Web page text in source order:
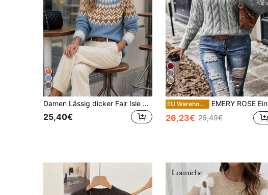
Damen Lässig dicker Fair Isle Weihnachts Pullover, Langarm Pullover Top für Herbst/Winter elegant
25,40€
7
EU Warehouse EMERY ROSE Einfarbiger Rollkragen Zopfstrick Lässig Pullover, Langarm Strick Pullover Herbst Winter
26,23€ 26,49€